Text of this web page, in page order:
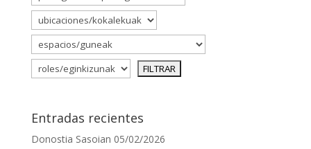
Entradas recientes
Donostia Sasoian 05/02/2026